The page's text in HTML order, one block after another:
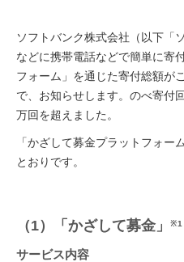
ソフトバンク株式会社（以下「
などに携帯電話などで簡単に寄
フォーム」を通じた寄付総額が
で、お知らせします。のべ寄付
万回を超えました。
「かざして募金プラットフォ
とおりです。
（1）「かざして募金」 ※1
サービス内容